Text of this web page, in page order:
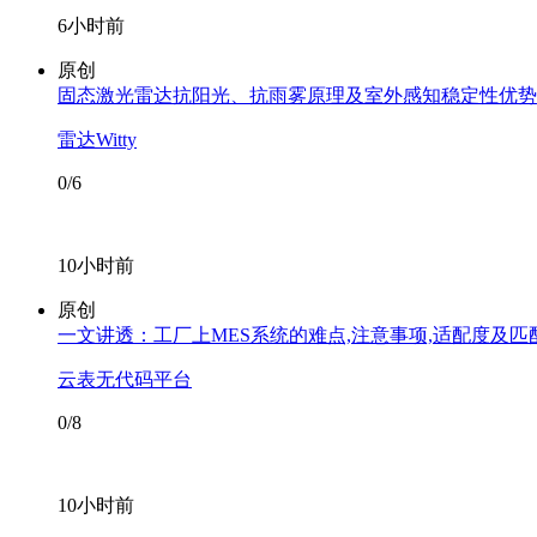
6小时前
原创
固态激光雷达抗阳光、抗雨雾原理及室外感知稳定性优势
雷达Witty
0/6
10小时前
原创
一文讲透：工厂上MES系统的难点,注意事项,适配度及匹
云表无代码平台
0/8
10小时前